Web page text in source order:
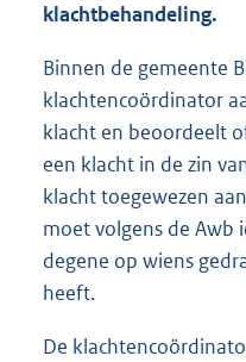
klachtbehandeling.
Binnen de gemeente
klachtencoördinator
klacht en beoordeelt
een klacht in de zin
klacht toegewezen
moet volgens de Awb
degene op wiens
heeft.
De